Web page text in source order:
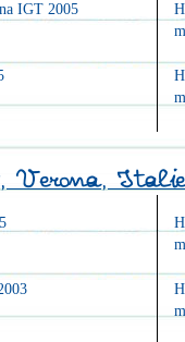
IGT 2005
Verona,